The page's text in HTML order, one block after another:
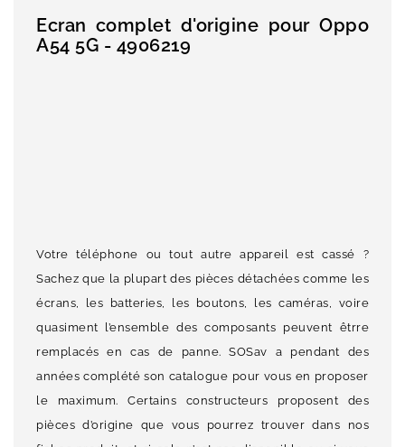
Ecran complet d'origine pour Oppo
A54 5G - 4906219
Votre téléphone ou tout autre appareil est cassé ?
Sachez que la plupart des pièces détachées comme les
écrans, les batteries, les boutons, les caméras, voire
quasiment l’ensemble des composants peuvent êtrre
remplacés en cas de panne. SOSav a pendant des
années complété son catalogue pour vous en proposer
le maximum. Certains constructeurs proposent des
pièces d’origine que vous pourrez trouver dans nos